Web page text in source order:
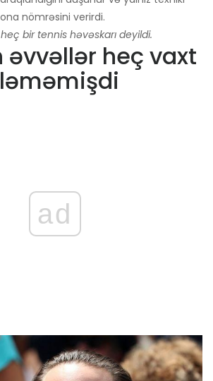
nömrəsini verirdi.
bir tennis həvəskarı deyildi.
əvvəllər heç vaxt
ad